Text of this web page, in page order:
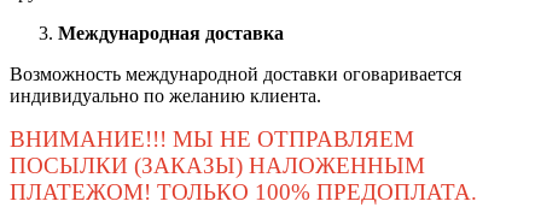
Международная доставка
Возможность международной доставки оговаривается
индивидуально по желанию клиента.
ВНИМАНИЕ!!! МЫ НЕ ОТПРАВЛЯЕМ
ПОСЫЛКИ (ЗАКАЗЫ) НАЛОЖЕННЫМ
ПЛАТЕЖОМ! ТОЛЬКО 100% ПРЕДОПЛАТА.